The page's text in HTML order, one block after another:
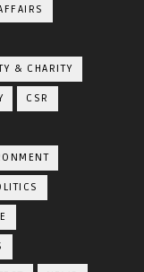
& CHARITY
CSR